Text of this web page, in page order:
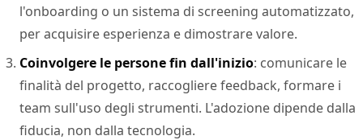
l'onboarding o un sistema di screening automatizzato,
per acquisire esperienza e dimostrare valore.
Coinvolgere le persone fin dall'inizio: comunicare le
finalità del progetto, raccogliere feedback, formare i
team sull'uso degli strumenti. L'adozione dipende dalla
fiducia, non dalla tecnologia.